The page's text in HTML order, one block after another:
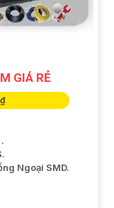
GIÁ RẺ
Ngoại SMD.